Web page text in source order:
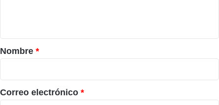
r
i
o
*
Nombre *
Correo electrónico *